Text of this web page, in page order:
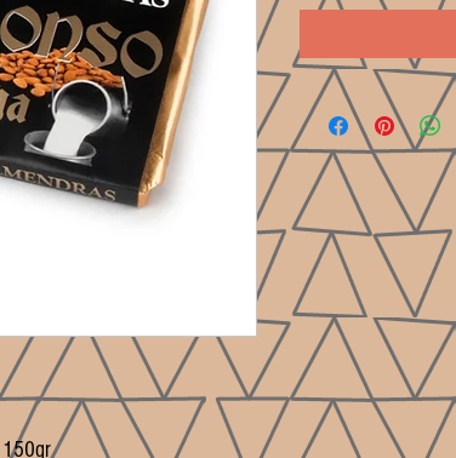
150gr